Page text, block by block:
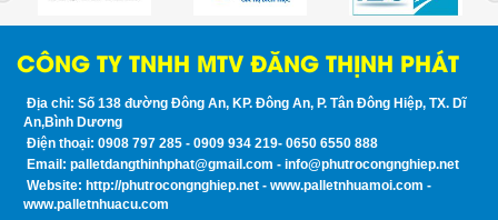
CÔNG TY TNHH MTV ĐĂNG THỊNH PHÁT
Địa chỉ: Số 138 đường Đông An, KP. Đông An, P. Tân Đông Hiệp, TX. Dĩ
An,Bình Dương
Điện thoại: 0908 797 285 - 0909 934 219- 0650 6550 888
Email: palletdangthinhphat@gmail.com - info@phutrocongnghiep.net
Website: http://phutrocongnghiep.net - www.palletnhuamoi.com -
www.palletnhuacu.com